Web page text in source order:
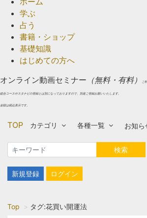
学ぶ
占う
書籍・ショップ
基礎知識
はじめての方へ
オンライン動画セミナー （無料・有料） ご
総合コースやスタナビの登録とは別になっておりますので、別途ご登録お願いいたします。
金額は税込表示です。
TOP カテゴリ 各種一覧 お知ら
検索
新規登録 ログイン
Top タグ:花買い開運法